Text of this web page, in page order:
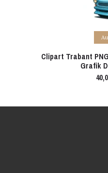
Add to
Clipart Trabant
Grafik